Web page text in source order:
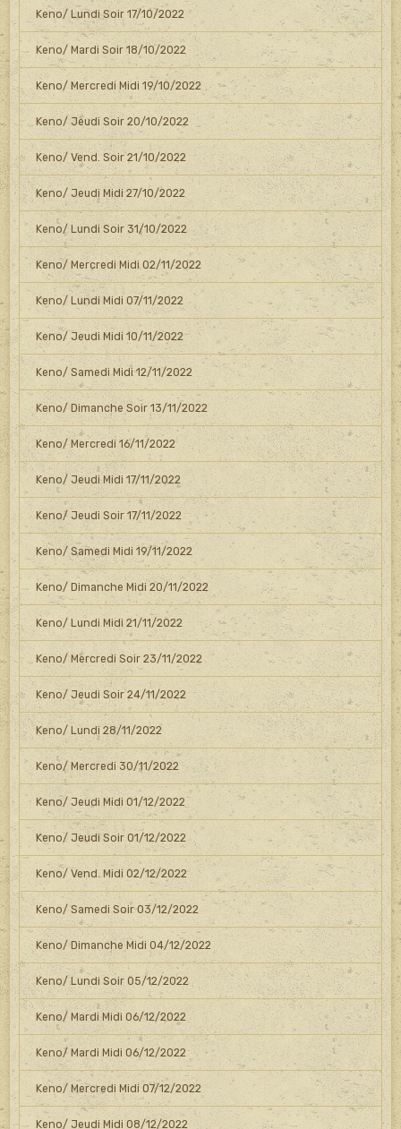
Keno/ Lundi Soir 17/10/2022
Keno/ Mardi Soir 18/10/2022
Keno/ Mercredi Midi 19/10/2022
Keno/ Jeudi Soir 20/10/2022
Keno/ Vend. Soir 21/10/2022
Keno/ Jeudi Midi 27/10/2022
Keno/ Lundi Soir 31/10/2022
Keno/ Mercredi Midi 02/11/2022
Keno/ Lundi Midi 07/11/2022
Keno/ Jeudi Midi 10/11/2022
Keno/ Samedi Midi 12/11/2022
Keno/ Dimanche Soir 13/11/2022
Keno/ Mercredi 16/11/2022
Keno/ Jeudi Midi 17/11/2022
Keno/ Jeudi Soir 17/11/2022
Keno/ Samedi Midi 19/11/2022
Keno/ Dimanche Midi 20/11/2022
Keno/ Lundi Midi 21/11/2022
Keno/ Mercredi Soir 23/11/2022
Keno/ Jeudi Soir 24/11/2022
Keno/ Lundi 28/11/2022
Keno/ Mercredi 30/11/2022
Keno/ Jeudi Midi 01/12/2022
Keno/ Jeudi Soir 01/12/2022
Keno/ Vend. Midi 02/12/2022
Keno/ Samedi Soir 03/12/2022
Keno/ Dimanche Midi 04/12/2022
Keno/ Lundi Soir 05/12/2022
Keno/ Mardi Midi 06/12/2022
Keno/ Mardi Midi 06/12/2022
Keno/ Mercredi Midi 07/12/2022
Keno/ Jeudi Midi 08/12/2022